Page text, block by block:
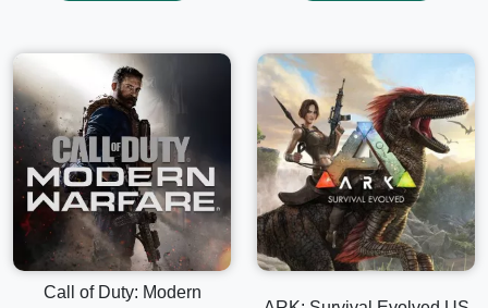
Call of Duty: Modern